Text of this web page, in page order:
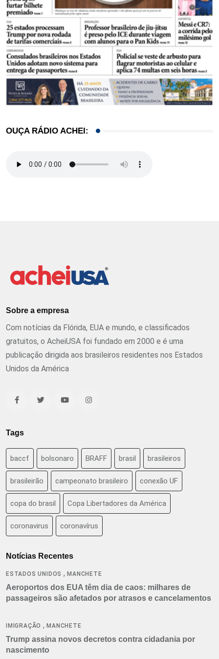
OUÇA RÁDIO ACHEI:
Sobre a empresa
Com notícias da Flórida, EUA e mundo, e classificados
gratuitos, o AcheiUSA foi fundado em 2000 e é uma
publicação dirigida aos brasileiros residentes nos Estados
Unidos da América
Tags
baccf bolsonaro BRAFF brasil brasileiros
brasileirão campeonato brasileiro conexão UF
copa do brasil Copa Libertadores da América
coronavirus coronavírus
Notícias Recentes
ESTADOS UNIDOS ,MANCHETE
Aeroportos dos EUA têm dia de caos: milhares de
passageiros são afetados por atrasos e cancelamentos
IMIGRAÇÃO ,MANCHETE
Trump assina novos decretos contra cidadania por
nascimento